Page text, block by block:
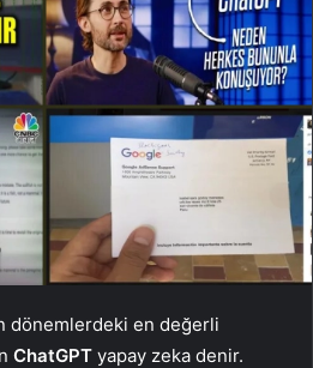
dönemlerdeki en değerli
ChatGPT yapay zeka denir.